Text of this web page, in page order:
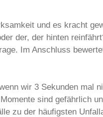
und es kracht
der, der hinten
Im Anschluss
wir 3 Sekunden mal
sind gefährlich
zu der häufigsten